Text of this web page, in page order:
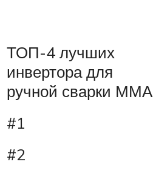
ТОП-4 лучших
инвертора для
ручной сварки ММА
#1
#2